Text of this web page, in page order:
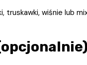
truskawki, wiśnie lub